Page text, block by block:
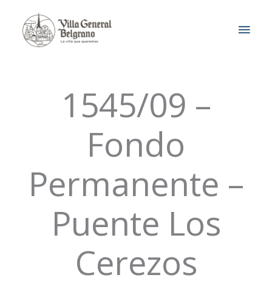
contenido
1545/09 –
Fondo
Permanente –
Puente Los
Cerezos